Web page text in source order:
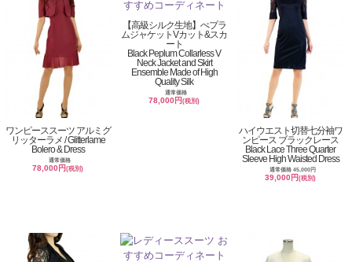
ワンピーススーツ アルミグ
リッターラメ / Glitterlame
Bolero & Dress
通常価格
78,000円(税別)
【高級シルク生地】ぺプラ
ムジャケットVカット&スカ
ート
Black Peplum Collarless V
Neck Jacket and Skirt
Ensemble Made of High
Quality Silk
通常価格
78,000円(税別)
ハイウエスト切替七分袖ワ
ンピース ブラックレース
Black Lace Three Quarter
Sleeve High Waisted Dress
通常価格 45,000円
39,000円(税別)